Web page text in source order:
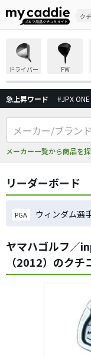
ク
ドライバー FW
急上昇ワード #JPX ONE
メーカー一覧から商品を
リーダーボード
PGA ウィンダム選
ヤマハゴルフ／
（2012）のクチ